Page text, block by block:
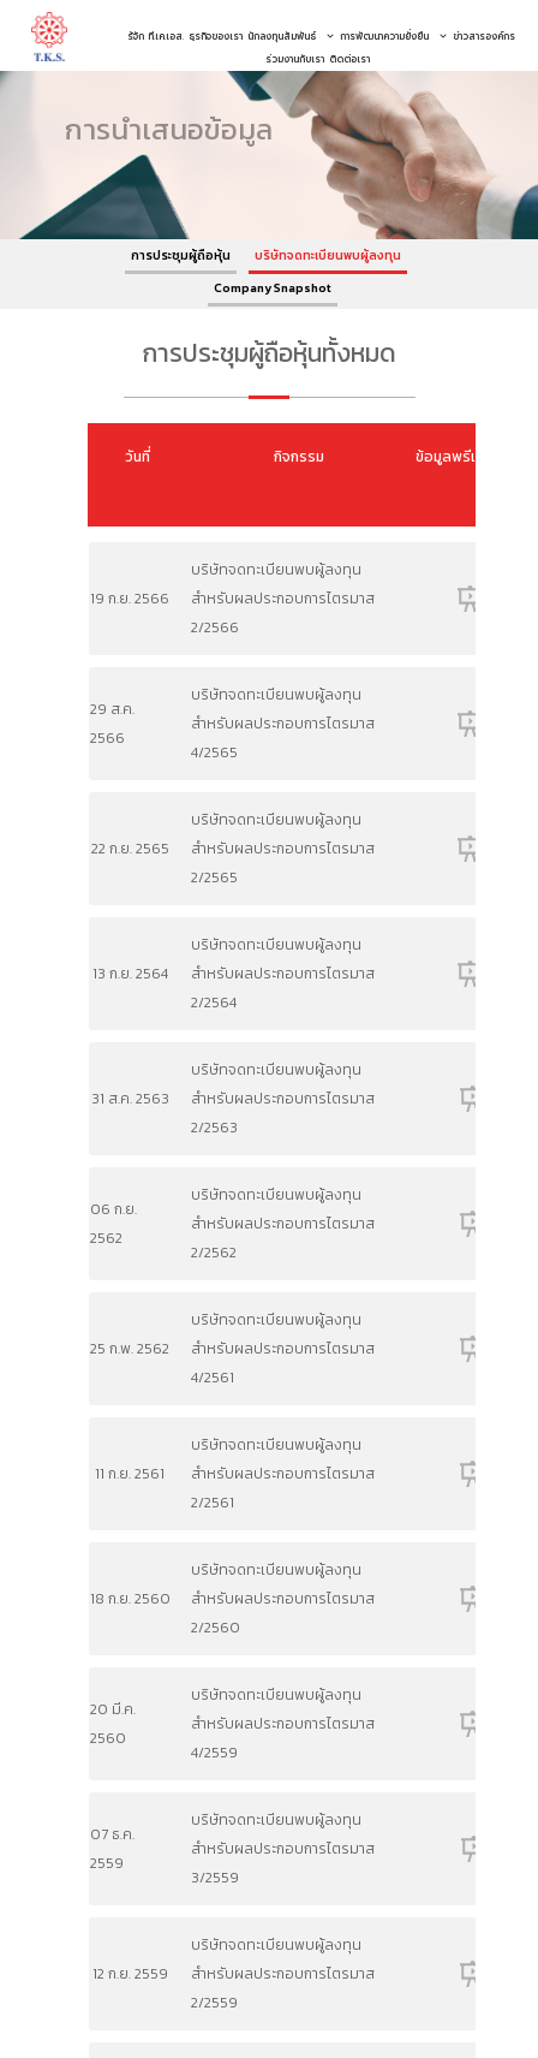
รู้จัก ที.เค.เอส. ธุรกิจของเรา นักลงทุนสัมพันธ์ การพัฒนาความยั่งยืน
ข่าวสารองค์กร
ร่วมงานกับเรา ติดต่อเรา
การนำเสนอข้อมูล
การประชุมผู้ถือหุ้น
บริษัทจดทะเบียนพบผู้ลงทุน
Company Snapshot
การประชุมผู้ถือหุ้นทั้งหมด
วันที่ กิจกรรม ข้อมูลพรีเซนเทชัน
19 ก.ย. 2566
บริษัทจดทะเบียนพบผู้ลงทุน
สำหรับผลประกอบการไตรมาส
2/2566
29 ส.ค.
2566
บริษัทจดทะเบียนพบผู้ลงทุน
สำหรับผลประกอบการไตรมาส
4/2565
22 ก.ย. 2565
บริษัทจดทะเบียนพบผู้ลงทุน
สำหรับผลประกอบการไตรมาส
2/2565
13 ก.ย. 2564
บริษัทจดทะเบียนพบผู้ลงทุน
สำหรับผลประกอบการไตรมาส
2/2564
31 ส.ค. 2563
บริษัทจดทะเบียนพบผู้ลงทุน
สำหรับผลประกอบการไตรมาส
2/2563
06 ก.ย.
2562
บริษัทจดทะเบียนพบผู้ลงทุน
สำหรับผลประกอบการไตรมาส
2/2562
25 ก.พ. 2562
บริษัทจดทะเบียนพบผู้ลงทุน
สำหรับผลประกอบการไตรมาส
4/2561
11 ก.ย. 2561
บริษัทจดทะเบียนพบผู้ลงทุน
สำหรับผลประกอบการไตรมาส
2/2561
18 ก.ย. 2560
บริษัทจดทะเบียนพบผู้ลงทุน
สำหรับผลประกอบการไตรมาส
2/2560
20 มี.ค.
2560
บริษัทจดทะเบียนพบผู้ลงทุน
สำหรับผลประกอบการไตรมาส
4/2559
07 ธ.ค.
2559
บริษัทจดทะเบียนพบผู้ลงทุน
สำหรับผลประกอบการไตรมาส
3/2559
12 ก.ย. 2559
บริษัทจดทะเบียนพบผู้ลงทุน
สำหรับผลประกอบการไตรมาส
2/2559